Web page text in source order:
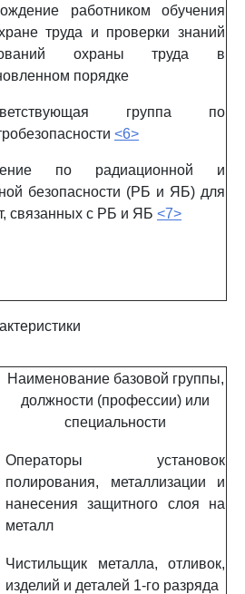
работником обучения
труда и проверки знаний
охраны труда в
порядке
группа по
<6>
по радиационной и
безопасности (РБ и ЯБ) для
связанных с РБ и ЯБ <7>
Наименование базовой группы,
должности (профессии) или
специальности
Операторы установок
полирования, металлизации и
нанесения защитного слоя на
металл
Чистильщик металла, отливок,
изделий и деталей 1-го разряда